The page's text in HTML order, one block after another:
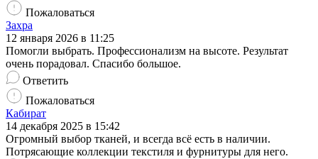
Пожаловаться
Захра
12 января 2026 в 11:25
Помогли выбрать. Профессионализм на высоте. Результат
очень порадовал. Спасибо большое.
Ответить
Пожаловаться
Кабират
14 декабря 2025 в 15:42
Огромный выбор тканей, и всегда всё есть в наличии.
Потрясающие коллекции текстиля и фурнитуры для него.